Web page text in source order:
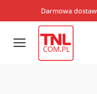
Darmowa